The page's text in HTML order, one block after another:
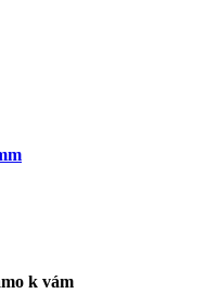
k vám